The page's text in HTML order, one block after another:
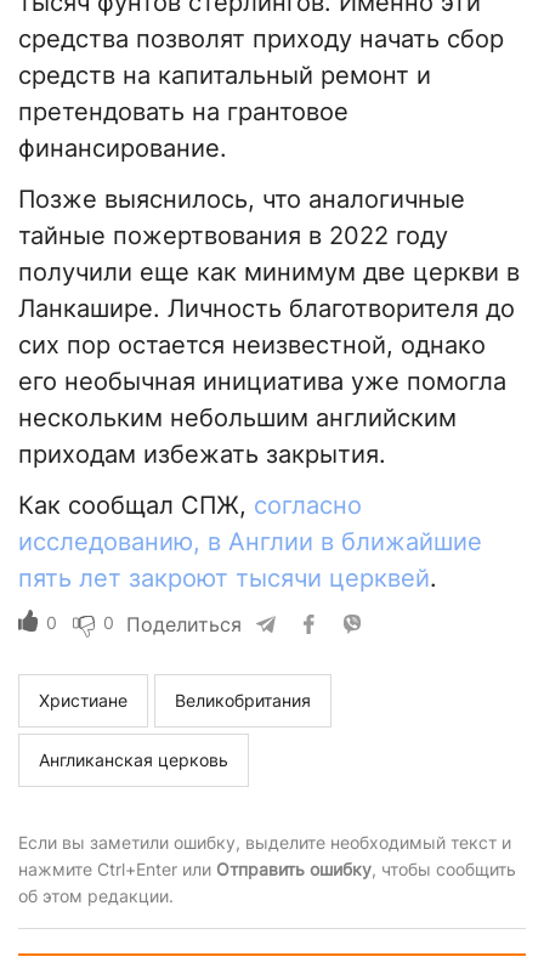
средства позволят приходу начать сбор
средств на капитальный ремонт и
претендовать на грантовое
финансирование.
Позже выяснилось, что аналогичные
тайные пожертвования в 2022 году
получили еще как минимум две церкви в
Ланкашире. Личность благотворителя до
сих пор остается неизвестной, однако
его необычная инициатива уже помогла
нескольким небольшим английским
приходам избежать закрытия.
Как сообщал СПЖ, согласно
исследованию, в Англии в ближайшие
пять лет закроют тысячи церквей.
0 0 Поделиться
Христиане Великобритания
Англиканская церковь
Если вы заметили ошибку, выделите необходимый текст и
нажмите Ctrl+Enter или Отправить ошибку, чтобы сообщить
об этом редакции.